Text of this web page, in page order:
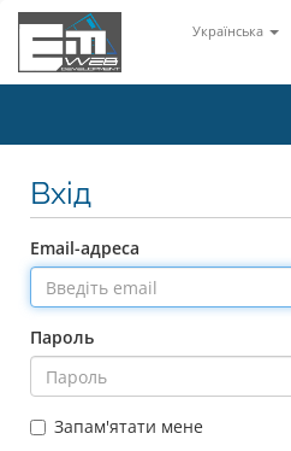
Українська
Вхід
Email-адреса
Пароль
Запам'ятати мене